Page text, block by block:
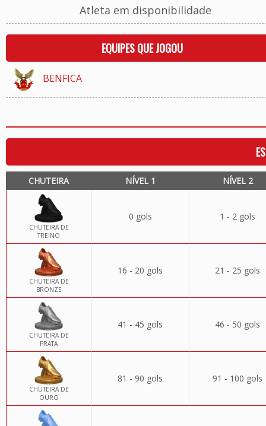
Atleta em disponibilidade
EQUIPES QUE JOGOU
BENFICA
CHUTEIRA NÍVEL 1 NÍVEL 2
CHUTEIRA DE
TREINO
0 gols 1 - 2 gols
CHUTEIRA DE
BRONZE
16 - 20 gols 21 - 25 gols
CHUTEIRA DE
PRATA
41 - 45 gols 46 - 50 gols
CHUTEIRA DE
OURO
81 - 90 gols 91 - 100 gols